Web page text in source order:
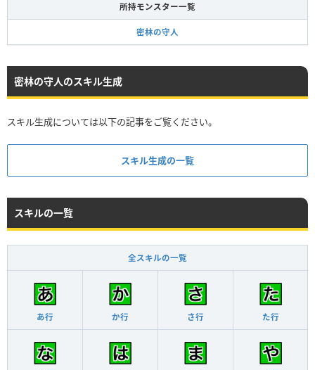
所持モンスター一覧
密林の守人
密林の守人のスキル生成
スキル生成については以下の記事をご覧ください。
スキル生成の一覧
スキルの一覧
全スキルの一覧
あ行 か行 さ行 た行